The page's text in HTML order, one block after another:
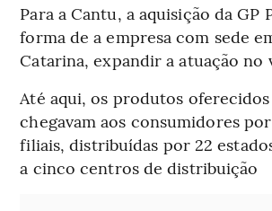
Para a Cantu, a aquisição da GP
forma de a empresa com sede
Catarina, expandir a atuação no
Até aqui, os produtos
chegavam aos consumidores
filiais, distribuídas por 22
a cinco centros de distribuição